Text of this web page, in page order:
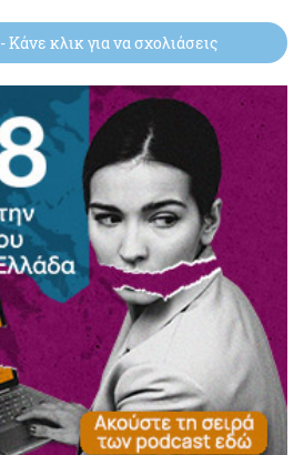
- Κάνε κλικ για να σχολιάσεις